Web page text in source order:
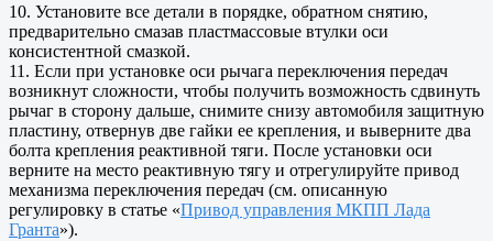
10. Установите все детали в порядке, обратном снятию,
предварительно смазав пластмассовые втулки оси
консистентной смазкой.
11. Если при установке оси рычага переключения передач
возникнут сложности, чтобы получить возможность сдвинуть
рычаг в сторону дальше, снимите снизу автомобиля защитную
пластину, отвернув две гайки ее крепления, и выверните два
болта крепления реактивной тяги. После установки оси
верните на место реактивную тягу и отрегулируйте привод
механизма переключения передач (см. описанную
регулировку в статье «Привод управления МКПП Лада
Гранта»).